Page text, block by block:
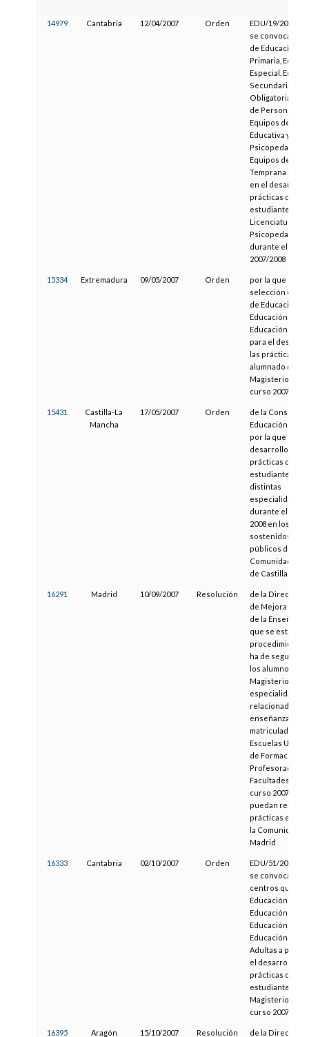
14979 Cantabria 12/04/2007 Orden
EDU/19/2007,
se convoca a
de Educación
Primaria,
Especial,
Secundaria,
Obligatoria,
de Personas
Equipos de
Educativa y
Equipos de
Temprana a
en el desarrollo
prácticas de los
estudiantes de
Licenciatura en
Psicopedagogía
durante el
2007/2008
15334 Extremadura 09/05/2007 Orden
por la que se
selección de
de Educación
Educación
Educación
para el
las prácticas del
alumnado de
Magisterio
curso 2007/2008
15431
Castilla-La
Mancha
17/05/2007 Orden
de la
Educación y
por la que se
desarrollo de
prácticas de los
estudiantes de
distintas
especialidades,
durante el
2008 en los
sostenidos con
públicos de la
Comunidad
de Castilla-La
16291 Madrid 10/09/2007 Resolución
de la Dirección
de Mejora de la
de la
que se
procedimiento
ha de seguir
los alumnos de
Magisterio y
especialidades
relacionadas
enseñanza,
matriculados en
Escuelas
de Formación
Profesorado y
Facultades
curso 2007/2008,
puedan realizar
prácticas en
la Comunidad
Madrid
16333 Cantabria 02/10/2007 Orden
EDU/51/2007,
se convoca a los
centros que
Educación
Educación
Educación
Educación de
Adultas a
el desarrollo de
prácticas de los
estudiantes de
Magisterio
curso 2007/2008
16395 Aragón 15/10/2007 Resolución de la Dirección